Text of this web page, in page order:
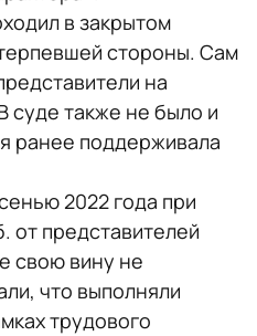
в закрытом
стороны. Сам
на
суде также не было и
ранее поддерживала
2022 года при
от представителей
свою вину не
что выполняли
трудового